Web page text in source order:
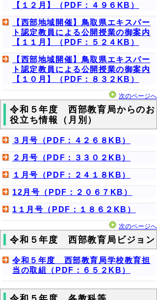
【１２月】（PDF：４９６KB）
【西部地域開催】鳥取県エキスパー
ト認定教員による公開授業の御案内
【１１月】（PDF：５２４KB）
【西部地域開催】鳥取県エキスパー
ト認定教員による公開授業の御案内
【１０月】（PDF：８３２KB）
次のページへ
令和５年度 西部教育局からのお
役立ち情報（月別）
３月号（PDF：４２６８KB）
２月号（PDF：３３０２KB）
１月号（PDF：２４１８KB）
12月号（PDF：２０６７KB）
1１月号（PDF：１８６２KB）
次のページへ
令和５年度 西部教育局ビジョン
令和５年度 西部教育局学校教育担
当の取組（PDF：６５２KB）